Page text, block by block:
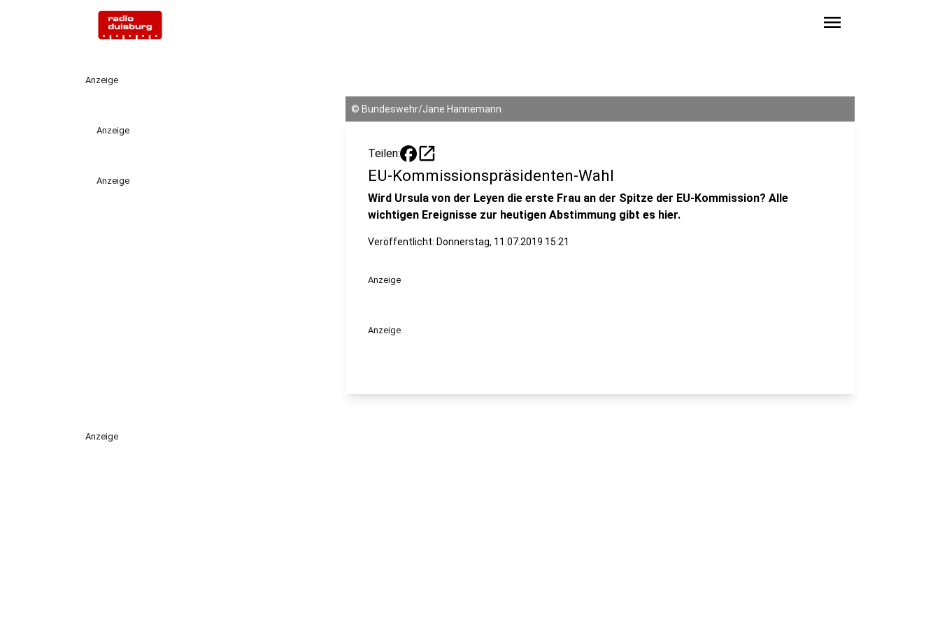
menu
Anzeige
Anzeige
Anzeige
© Bundeswehr/Jane Hannemann
Teilen: open_in_new
EU-Kommissionspräsidenten-Wahl
Wird Ursula von der Leyen die erste Frau an der Spitze der EU-Kommission? Alle
wichtigen Ereignisse zur heutigen Abstimmung gibt es hier.
Veröffentlicht: Donnerstag, 11.07.2019 15:21
Anzeige
Anzeige
Anzeige